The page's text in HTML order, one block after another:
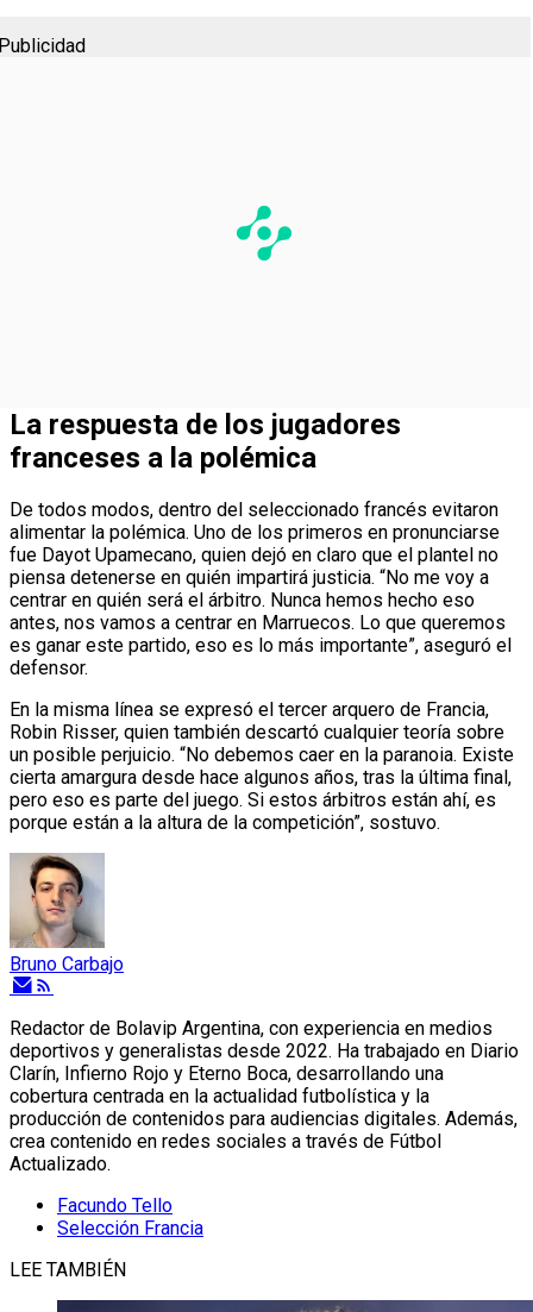
La respuesta de los jugadores
franceses a la polémica
De todos modos, dentro del seleccionado francés evitaron
alimentar la polémica. Uno de los primeros en pronunciarse
fue Dayot Upamecano, quien dejó en claro que el plantel no
piensa detenerse en quién impartirá justicia. “No me voy a
centrar en quién será el árbitro. Nunca hemos hecho eso
antes, nos vamos a centrar en Marruecos. Lo que queremos
es ganar este partido, eso es lo más importante”, aseguró el
defensor.
En la misma línea se expresó el tercer arquero de Francia,
Robin Risser, quien también descartó cualquier teoría sobre
un posible perjuicio. “No debemos caer en la paranoia. Existe
cierta amargura desde hace algunos años, tras la última final,
pero eso es parte del juego. Si estos árbitros están ahí, es
porque están a la altura de la competición”, sostuvo.
Bruno Carbajo
Redactor de Bolavip Argentina, con experiencia en medios
deportivos y generalistas desde 2022. Ha trabajado en Diario
Clarín, Infierno Rojo y Eterno Boca, desarrollando una
cobertura centrada en la actualidad futbolística y la
producción de contenidos para audiencias digitales. Además,
crea contenido en redes sociales a través de Fútbol
Actualizado.
Facundo Tello
Selección Francia
LEE TAMBIÉN